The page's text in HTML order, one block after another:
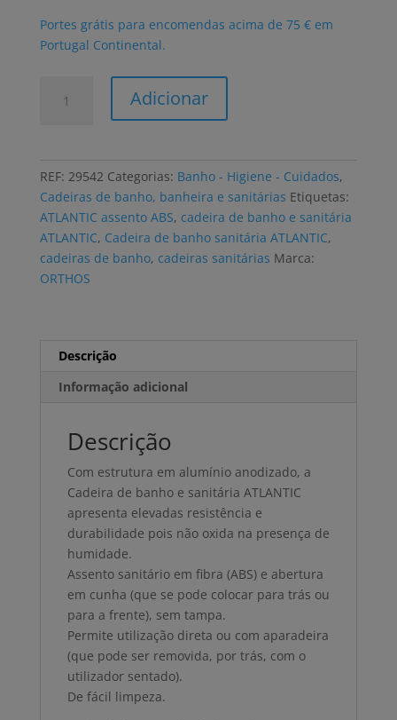
Portes grátis para encomendas acima de 75 € em
Portugal Continental.
ATLANTIC
Adicionar
REF: 29542 Categorias: Banho - Higiene - Cuidados,
Cadeiras de banho, banheira e sanitárias Etiquetas:
ATLANTIC assento ABS, cadeira de banho e sanitária
ATLANTIC, Cadeira de banho sanitária ATLANTIC,
cadeiras de banho, cadeiras sanitárias Marca:
ORTHOS
Descrição
Informação adicional
Descrição
Com estrutura em alumínio anodizado, a
Cadeira de banho e sanitária ATLANTIC
apresenta elevadas resistência e
durabilidade pois não oxida na presença de
humidade.
Assento sanitário em fibra (ABS) e abertura
em cunha (que se pode colocar para trás ou
para a frente), sem tampa.
Permite utilização direta ou com aparadeira
(que pode ser removida, por trás, com o
utilizador sentado).
De fácil limpeza.